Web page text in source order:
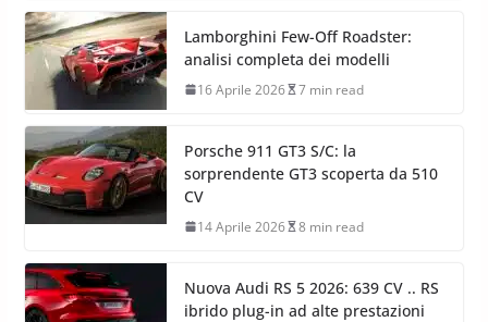
Lamborghini Few-Off Roadster:
analisi completa dei modelli
16 Aprile 2026 7 min read
Porsche 911 GT3 S/C: la
sorprendente GT3 scoperta da 510
CV
14 Aprile 2026 8 min read
Nuova Audi RS 5 2026: 639 CV .. RS
ibrido plug-in ad alte prestazioni